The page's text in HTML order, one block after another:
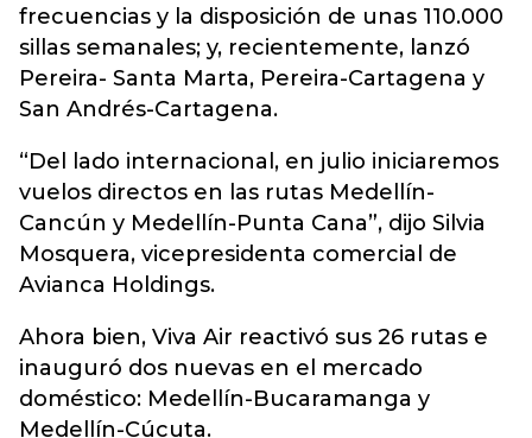
frecuencias y la disposición de unas 110.000
sillas semanales; y, recientemente, lanzó
Pereira- Santa Marta, Pereira-Cartagena y
San Andrés-Cartagena.
“Del lado internacional, en julio iniciaremos
vuelos directos en las rutas Medellín-
Cancún y Medellín-Punta Cana”, dijo Silvia
Mosquera, vicepresidenta comercial de
Avianca Holdings.
Ahora bien, Viva Air reactivó sus 26 rutas e
inauguró dos nuevas en el mercado
doméstico: Medellín-Bucaramanga y
Medellín-Cúcuta.